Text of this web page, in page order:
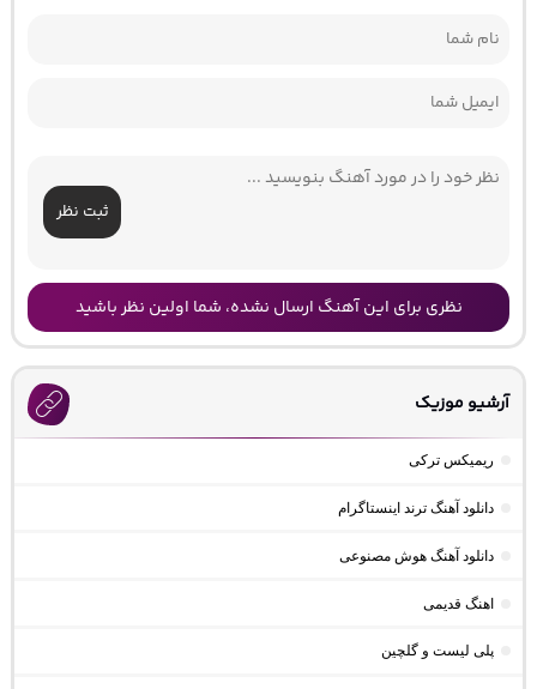
ثبت نظر
نظری برای این آهنگ ارسال نشده، شما اولین نظر باشید
آرشیو موزیک
ریمیکس ترکی
دانلود آهنگ ترند اینستاگرام
دانلود آهنگ هوش مصنوعی
اهنگ قدیمی
پلی لیست و گلچین